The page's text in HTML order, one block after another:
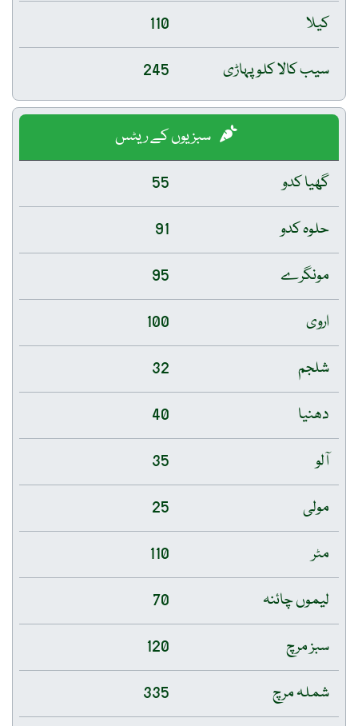
کیلا
110
سیب کالا کلو پہاڑی
245
سبزیوں کے ریٹس
گھیا کدو
55
حلوہ کدو
91
مونگرے
95
اروی
100
شلجم
32
دھنیا
40
آلو
35
مولی
25
مٹر
110
لیموں چائنہ
70
سبز مرچ
120
شملہ مرچ
335